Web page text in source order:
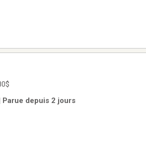
depuis 2 jours